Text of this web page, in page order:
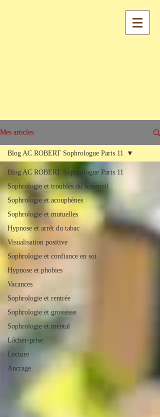
Mes articles
Blog AC ROBERT Sophrologue Paris 11
Sophrologie et troubles du sommeil
Sophrologie et acouphènes
Sophrologie et mutuelles
Hypnose et arrêt du tabac
Visualisation positive
Sophrologie et confiance en soi
Hypnose et phobies
Vacances
Sophrologie et rentrée
Sophrologie et grossesse
Sophrologie et mental
Lâcher-prise
Lecture
Ancrage
Blog AC ROBERT Sophrologue Paris 11